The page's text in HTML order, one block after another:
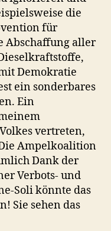
die
für
Abschaffung aller
Demokratie
ein sonderbares
Ein
vertreten,
Ampelkoalition
Dank der
Verbots- und
Soli könnte das
Sie sehen das